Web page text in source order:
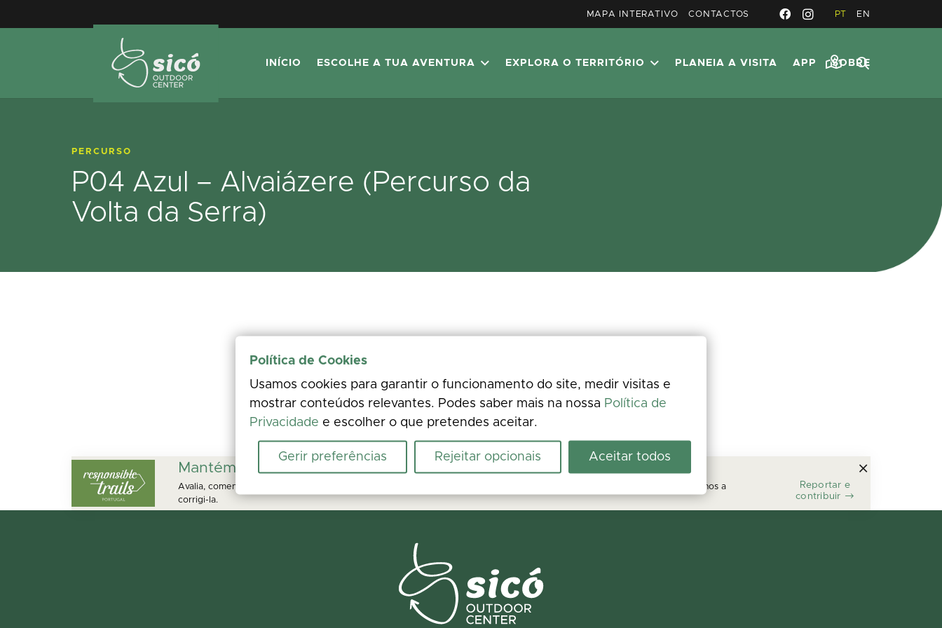
MAPA INTERATIVO CONTACTOS PT EN
INÍCIO ESCOLHE A TUA AVENTURA EXPLORA O TERRITÓRIO PLANEIA A VISITA APP SOBRE
PERCURSO
P04 Azul – Alvaiázere (Percurso da
Volta da Serra)
Mantém este percurso seguro
Avalia, comenta e partilha fotos. Encontraste um problema no terreno? Reporta a ocorrência em poucos segundos e ajuda-nos a
corrigi-la.
Reportar e
contribuir
Política de Cookies
Usamos cookies para garantir o funcionamento do site, medir visitas e
mostrar conteúdos relevantes. Podes saber mais na nossa Política de
Privacidade e escolher o que pretendes aceitar.
Gerir preferências Rejeitar opcionais Aceitar todos